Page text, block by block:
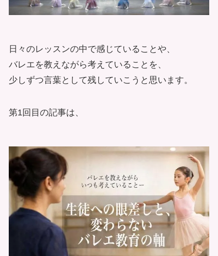
日々のレッスンの中で感じていることや、
バレエを教えながら考えていることを、
少しずつ言葉として残していこうと思います。
第1回目の記事は、